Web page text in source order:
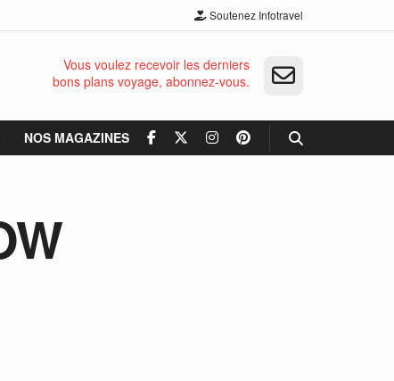
Soutenez Infotravel
Vous voulez recevoir les derniers
bons plans voyage, abonnez-vous.
NOS MAGAZINES